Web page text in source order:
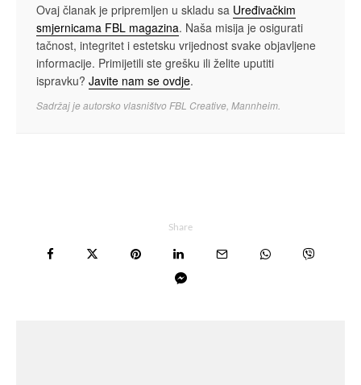
Ovaj članak je pripremljen u skladu sa Uređivačkim
smjernicama FBL magazina. Naša misija je osigurati
tačnost, integritet i estetsku vrijednost svake objavljene
informacije. Primijetili ste grešku ili želite uputiti
ispravku? Javite nam se ovdje.
Sadržaj je autorsko vlasništvo FBL Creative, Mannheim.
Share